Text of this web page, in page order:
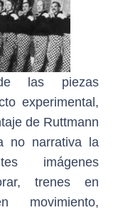
las piezas
experimental,
de Ruttmann
no narrativa la
imágenes
trenes en
movimiento,